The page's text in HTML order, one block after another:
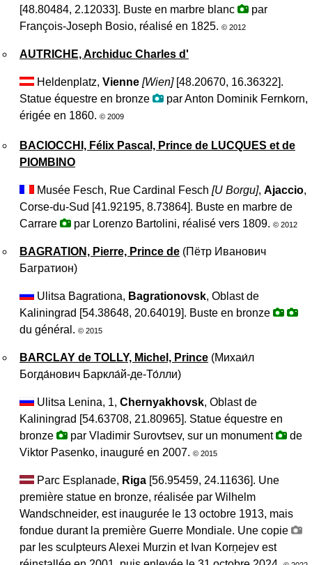
[48.80484, 2.12033]. Buste en marbre blanc
par
François-Joseph Bosio, réalisé en 1825. © 2012
AUTRICHE, Archiduc Charles d'
Heldenplatz, Vienne [Wien][48.20670, 16.36322].
Statue équestre en bronze
par Anton Dominik Fernkorn,
érigée en 1860. © 2009
BACIOCCHI, Félix Pascal, Prince de LUCQUES et de
PIOMBINO
Musée Fesch, Rue Cardinal Fesch [U Borgu], Ajaccio,
Corse-du-Sud [41.92195, 8.73864]. Buste en marbre de
Carrare
par Lorenzo Bartolini, réalisé vers 1809. © 2012
BAGRATION, Pierre, Prince de (Пётр Иванович
Багратион)
Ulitsa Bagrationa, Bagrationovsk, Oblast de
Kaliningrad [54.38648, 20.64019]. Buste en bronze
du général. © 2015
BARCLAY de TOLLY, Michel, Prince (Михаи́л
Богда́нович Баркла́й-де-То́лли)
Ulitsa Lenina, 1, Chernyakhovsk, Oblast de
Kaliningrad [54.63708, 21.80965]. Statue équestre en
bronze
par Vladimir Surovtsev, sur un monument
de
Viktor Pasenko, inauguré en 2007. © 2015
Parc Esplanade, Riga [56.95459, 24.11636]. Une
première statue en bronze, réalisée par Wilhelm
Wandschneider, est inaugurée le 13 octobre 1913, mais
fondue durant la première Guerre Mondiale. Une copie
par les sculpteurs Alexei Murzin et Ivan Korņejev est